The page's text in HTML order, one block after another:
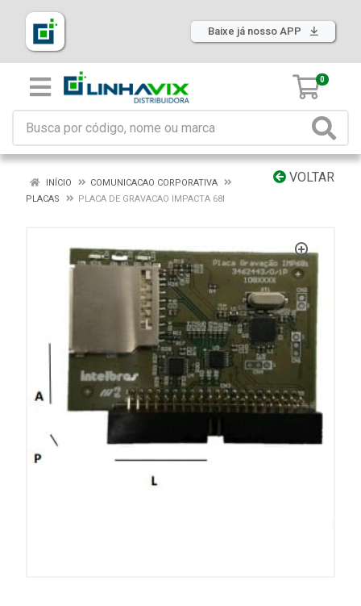
Baixe já nosso APP
0
VOLTAR
INÍCIO
COMUNICACAO CORPORATIVA
PLACAS
PLACA DE GRAVACAO IMPACTA 68I